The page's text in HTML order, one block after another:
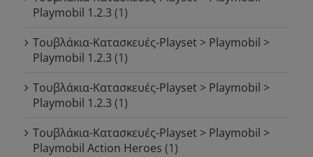
Playmobil 1.2.3 (1)
Τουβλάκια-Κατασκευές-Playset > Playmobil >
Playmobil 1.2.3 (1)
Τουβλάκια-Κατασκευές-Playset > Playmobil >
Playmobil 1.2.3 (1)
Τουβλάκια-Κατασκευές-Playset > Playmobil >
Playmobil Action Heroes (1)